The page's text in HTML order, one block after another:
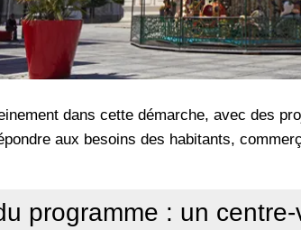
dans cette démarche, avec des
aux besoins des habitants,
programme : un